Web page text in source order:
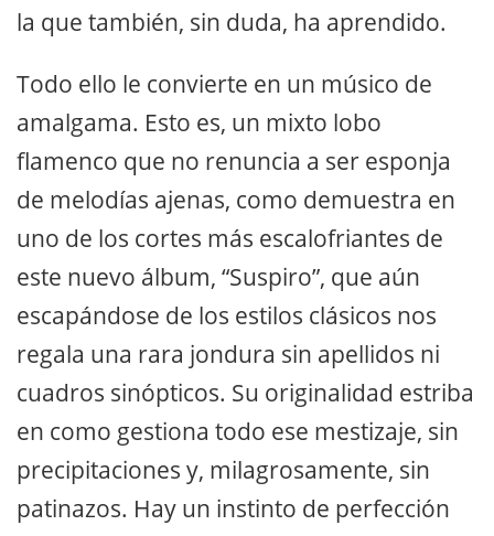
la que también, sin duda, ha aprendido.
Todo ello le convierte en un músico de
amalgama. Esto es, un mixto lobo
flamenco que no renuncia a ser esponja
de melodías ajenas, como demuestra en
uno de los cortes más escalofriantes de
este nuevo álbum, “Suspiro”, que aún
escapándose de los estilos clásicos nos
regala una rara jondura sin apellidos ni
cuadros sinópticos. Su originalidad estriba
en como gestiona todo ese mestizaje, sin
precipitaciones y, milagrosamente, sin
patinazos. Hay un instinto de perfección